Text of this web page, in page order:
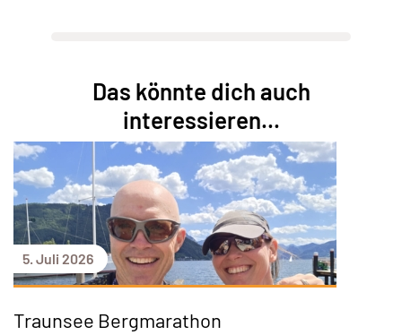
Das könnte dich auch
interessieren...
5. Juli 2026
Traunsee Bergmarathon